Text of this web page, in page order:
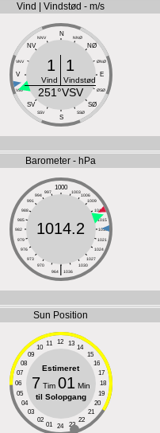
Vind | Vindstød - m/s
N
NV
NØ
V E
SV
SØ
S
NNV NNØ
VNV ØNØ
VSV ØSØ
SSV SSØ
1 1
Vind Vindstød
251°VSV
Barometer - hPa
1000
991 1009
982 1018
973 1027
997 1003
994 1006
988
1012
985
1015
979
1021
976
1024
970
1030
964
1036
|
1014.2
Sun Position
12
11 13
10
14
09
15
08
16
07
17
06
18
05
19
04
20
03
21
02
22
01 23
24
Estimeret
7 Tim 01 Min
til Solopgang